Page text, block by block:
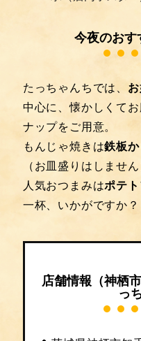
今夜のおす
たっちゃんちでは、
中心に、懐かしくて
ナップをご用意。
もんじゃ焼きは鉄板
（お皿盛りはしません
人気おつまみはポテ
一杯、いかがですか？
店舗情報（神栖
っ